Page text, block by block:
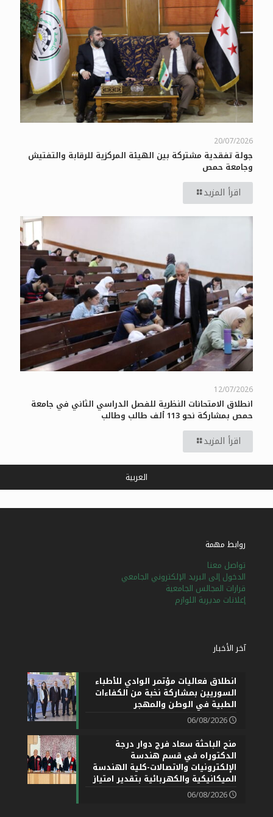
20/07/2026
جولة تفقدية مشتركة بين الهيئة المركزية للرقابة والتفتيش
وجامعة حمص
اقرأ المزيد
12/07/2026
انطلاق الامتحانات النظرية للفصل الدراسي الثاني في جامعة
حمص بمشاركة نحو 113 ألف طالب وطالب
اقرأ المزيد
روابط مهمة
تواصل معنا
الدخول إلى البريد الإلكتروني الجامعي
قرارات المجالس الجامعية
إعلانات مديرية اللوازم
آخر الأخبار
انطلاق فعاليات مؤتمر الوادي للأطباء
السوريين بمشاركة نخبة من الكفاءات
الطبية في الوطن والمهجر
06/08/2026
منح الباحثة سعاد فرج دوار درجة
الدكتوراه في قسم هندسة
الإلكترونيات والاتصالات-كلية الهندسة
الميكانيكية والكهربائية بتقدير امتياز
06/08/2026
العربية